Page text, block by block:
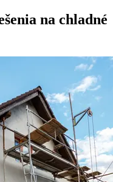
na chladné